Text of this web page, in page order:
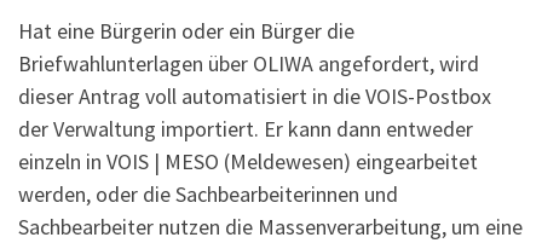
Hat eine Bürgerin oder ein Bürger die
Briefwahlunterlagen über OLIWA angefordert, wird
dieser Antrag voll automatisiert in die VOIS-Postbox
der Verwaltung importiert. Er kann dann entweder
einzeln in VOIS | MESO (Meldewesen) eingearbeitet
werden, oder die Sachbearbeiterinnen und
Sachbearbeiter nutzen die Massenverarbeitung, um eine